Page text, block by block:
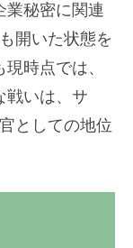
業秘密に関連
開いた状態を
時点では、
戦いは、サ
としての地位